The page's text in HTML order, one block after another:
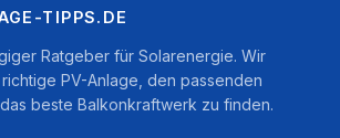
TIPPS.DE
Ratgeber für Solarenergie. Wir
PV-Anlage, den passenden
beste Balkonkraftwerk zu finden.